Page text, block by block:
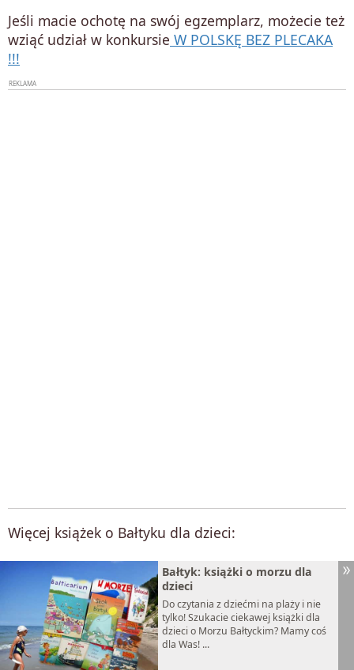
Jeśli macie ochotę na swój egzemplarz, możecie też
wziąć udział w konkursie W POLSKĘ BEZ PLECAKA
!!!
Więcej książek o Bałtyku dla dzieci:
Bałtyk: książki o morzu dla
dzieci
Do czytania z dziećmi na plaży i nie
tylko! Szukacie ciekawej książki dla
dzieci o Morzu Bałtyckim? Mamy coś
dla Was! ...